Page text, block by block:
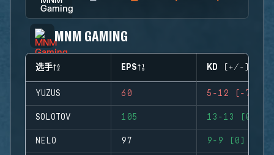
MNM GAMING
选手 EPS KD (+/-)
YUZUS 60 5-12 (-7)
SOLOTOV 105 13-13 (0)
NELO 97 9-9 (0)